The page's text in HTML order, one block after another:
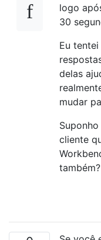
logo
30
Eu
delas
mudar
cliente
também?